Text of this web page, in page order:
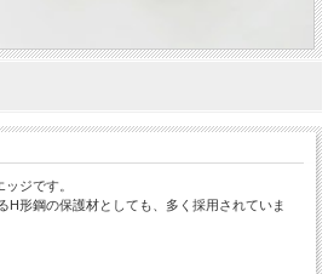
ジです。
H形鋼の保護材としても、多く採用されていま